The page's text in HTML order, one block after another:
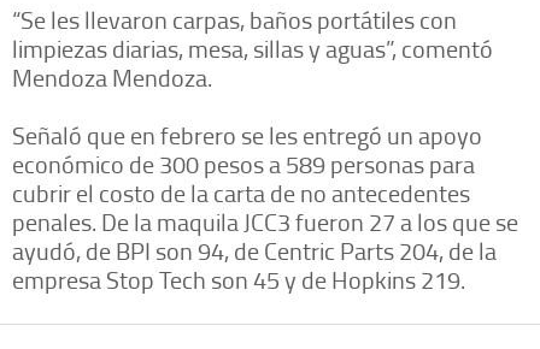
“Se les llevaron carpas, baños portátiles con
limpiezas diarias, mesa, sillas y aguas”, comentó
Mendoza Mendoza.
Señaló que en febrero se les entregó un apoyo
económico de 300 pesos a 589 personas para
cubrir el costo de la carta de no antecedentes
penales. De la maquila JCC3 fueron 27 a los que se
ayudó, de BPI son 94, de Centric Parts 204, de la
empresa Stop Tech son 45 y de Hopkins 219.